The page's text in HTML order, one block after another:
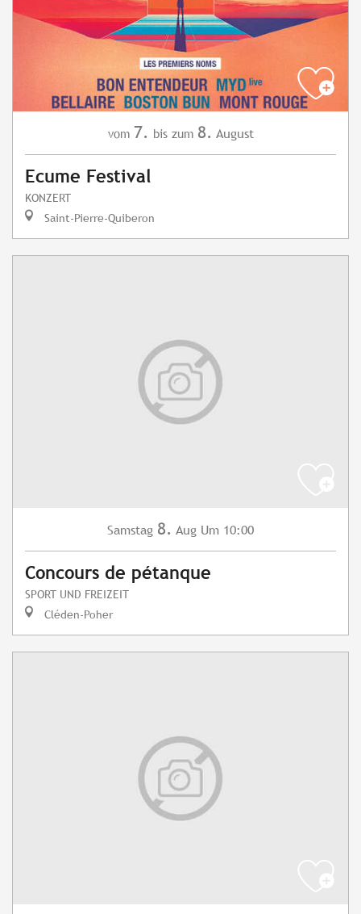
vom 7. bis zum 8. August
Ecume Festival
KONZERT
Saint-Pierre-Quiberon
Samstag 8. Aug Um 10:00
Concours de pétanque
SPORT UND FREIZEIT
Cléden-Poher